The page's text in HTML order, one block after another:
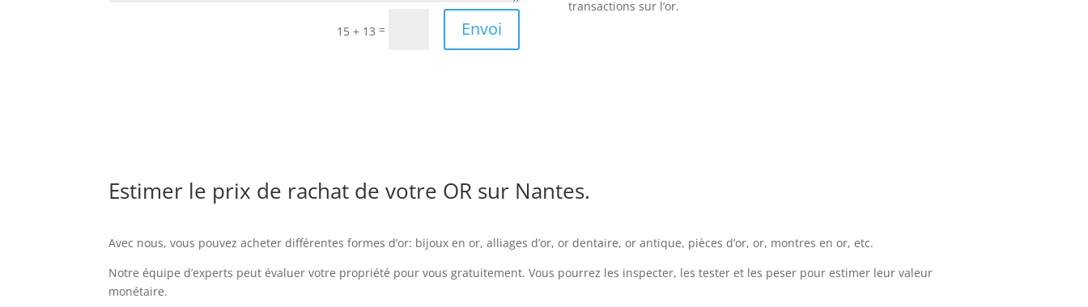
15 + 13 = Envoi
transactions sur l’or.
Estimer le prix de rachat de votre OR sur Nantes.
Avec nous, vous pouvez acheter différentes formes d’or: bijoux en or, alliages d’or, or dentaire, or antique, pièces d’or, or, montres en or, etc.
Notre équipe d’experts peut évaluer votre propriété pour vous gratuitement. Vous pourrez les inspecter, les tester et les peser pour estimer leur valeur
monétaire.